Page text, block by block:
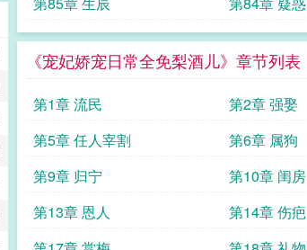
《宠妃娇宠日常全免梨酒儿》章节列表
第1章 流民 第2章 强娶
第5章 任人宰割
第6章 属狗
第9章 归宁
第10章 闺房
第13章 恩人
第14章 伤疤